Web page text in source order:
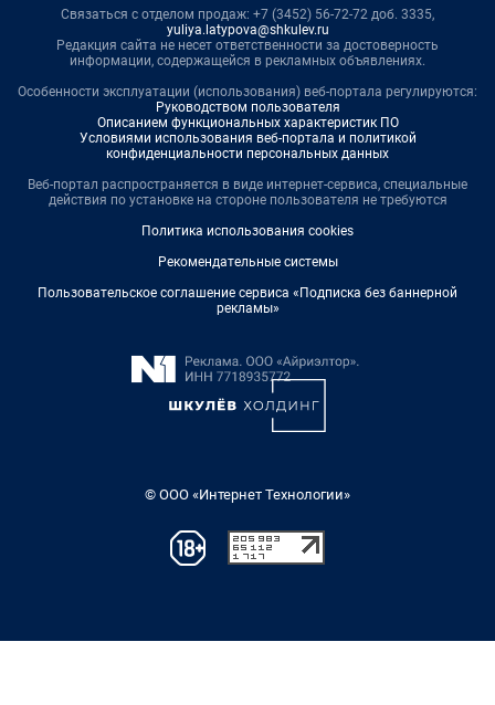
Связаться с отделом продаж: +7 (3452) 56-72-72 доб. 3335,
yuliya.latypova@shkulev.ru
Редакция сайта не несет ответственности за достоверность
информации, содержащейся в рекламных объявлениях.
Особенности эксплуатации (использования) веб-портала регулируются:
Руководством пользователя
Описанием функциональных характеристик ПО
Условиями использования веб-портала и политикой
конфиденциальности персональных данных
Веб-портал распространяется в виде интернет-сервиса, специальные
действия по установке на стороне пользователя не требуются
Политика использования cookies
Рекомендательные системы
Пользовательское соглашение сервиса «Подписка без баннерной
рекламы»
© ООО «Интернет Технологии»